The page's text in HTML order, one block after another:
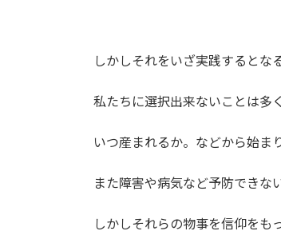
しかしそれをいざ実践するとな
私たちに選択出来ないことは多
いつ産まれるか。などから始ま
また障害や病気など予防できな
しかしそれらの物事を信仰をも